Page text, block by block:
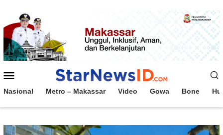
konten
Mobile
Nasional Metro – Makassar Video Gowa Bone